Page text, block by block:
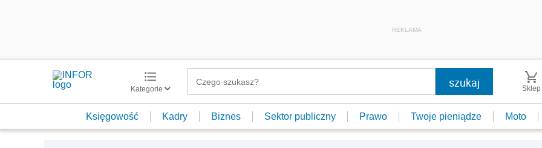
REKLAMA
Kategorie Sklep
Księgowość Kadry Biznes Sektor publiczny Prawo Twoje pieniądze Moto